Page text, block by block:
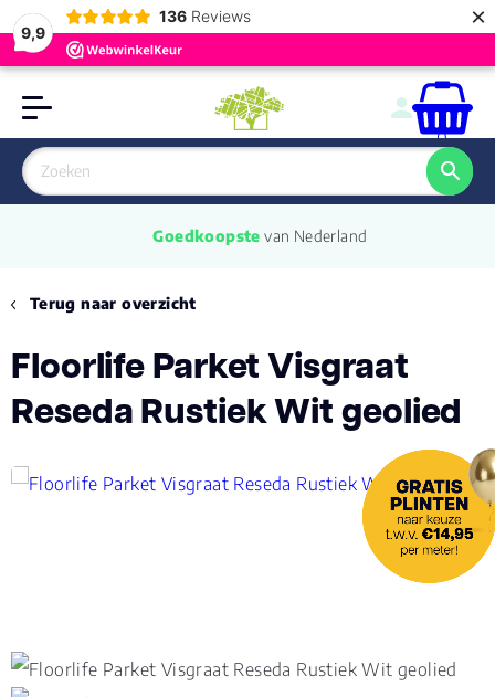
9,9
136 Reviews ×
0
Goedkoopste van Nederland
Terug naar overzicht
Floorlife Parket Visgraat
Reseda Rustiek Wit geolied